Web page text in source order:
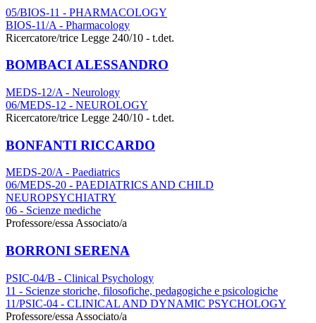
05/BIOS-11 - PHARMACOLOGY
BIOS-11/A - Pharmacology
Ricercatore/trice Legge 240/10 - t.det.
BOMBACI ALESSANDRO
MEDS-12/A - Neurology
06/MEDS-12 - NEUROLOGY
Ricercatore/trice Legge 240/10 - t.det.
BONFANTI RICCARDO
MEDS-20/A - Paediatrics
06/MEDS-20 - PAEDIATRICS AND CHILD
NEUROPSYCHIATRY
06 - Scienze mediche
Professore/essa Associato/a
BORRONI SERENA
PSIC-04/B - Clinical Psychology
11 - Scienze storiche, filosofiche, pedagogiche e psicologiche
11/PSIC-04 - CLINICAL AND DYNAMIC PSYCHOLOGY
Professore/essa Associato/a